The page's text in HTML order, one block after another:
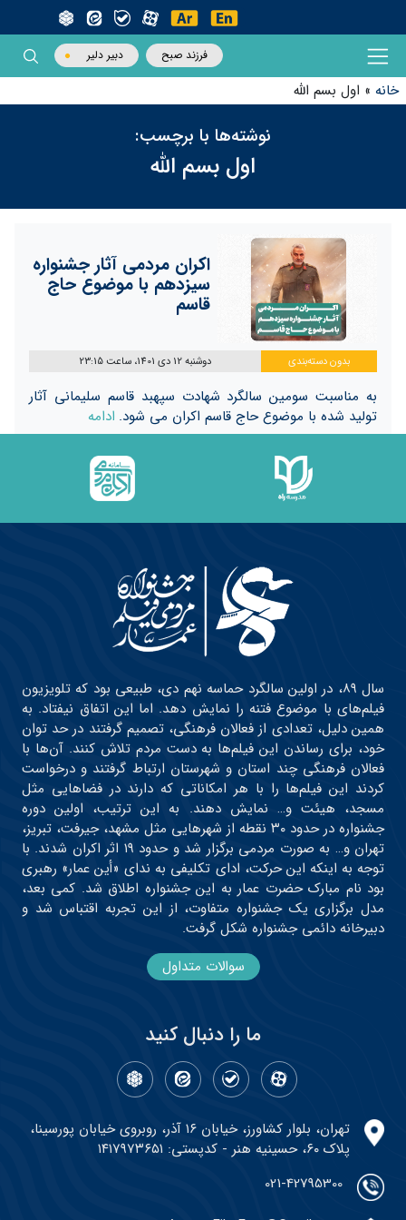
فرزند صبح دبیر دلیر
خانه » اول بسم الله
نوشته‌ها با برچسب:
اول بسم الله
اکران مردمی آثار جشنواره
سیزدهم با موضوع حاج
قاسم
بدون دسته‌بندی دوشنبه 12 دی 1401، ساعت 23:15
به مناسبت سومین سالگرد شهادت سپهبد قاسم سلیمانی آثار
تولید شده با موضوع حاج قاسم اکران می شود. ادامه
سال ۸۹، در اولین سالگرد حماسه نهم دی، طبیعی بود که تلویزیون
فیلم‌های با موضوع فتنه را نمایش دهد. اما این اتفاق نیفتاد. به
همین دلیل، تعدادی از فعالان فرهنگی، تصمیم گرفتند در حد توان
خود، برای رساندن این فیلم‌ها به دست مردم تلاش کنند. آن‌ها با
فعالان فرهنگی چند استان و شهرستان ارتباط گرفتند و درخواست
کردند این فیلم‌ها را با هر امکاناتی که دارند در فضاهایی مثل
مسجد، هیئت و… نمایش دهند. به این ترتیب، اولین دوره
جشنواره در حدود ۳۰ نقطه از شهرهایی مثل مشهد، جیرفت، تبریز،
تهران و… به صورت مردمی برگزار شد و حدود ۱۹ اثر اکران شدند. با
توجه به اینکه این حرکت، ادای تکلیفی به ندای «أین عمار» رهبری
بود نام مبارک حضرت عمار به این جشنواره اطلاق شد. کمی بعد،
مدل برگزاری یک جشنواره متفاوت، از این تجربه اقتباس شد و
دبیرخانه دائمی جشنواره شکل گرفت.
سوالات متداول
ما را دنبال کنید
تهران، بلوار کشاورز، خیابان ۱۶ آذر، روبروی خیابان پورسینا،
پلاک ۶۰، حسینیه هنر - کدپستی: ۱۴۱۷۹۷۳۶۵۱
021-42795300